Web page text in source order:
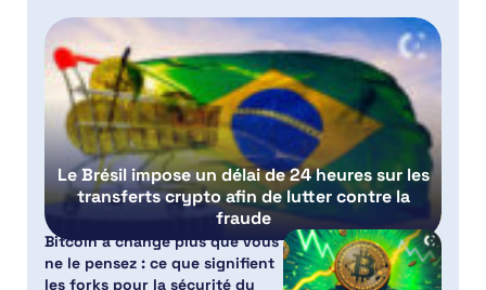
Le Brésil impose un délai de 24 heures sur les
transferts crypto afin de lutter contre la
fraude
Bitcoin a changé plus que vous
ne le pensez : ce que signifient
les forks pour la sécurité du